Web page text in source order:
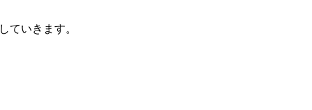
ていきます。